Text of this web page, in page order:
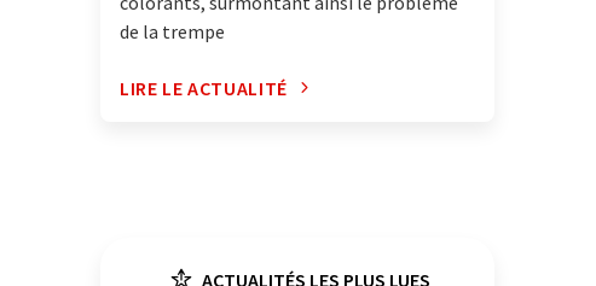
de la trempe
LIRE LE ACTUALITÉ
ACTUALITÉS LES PLUS LUES